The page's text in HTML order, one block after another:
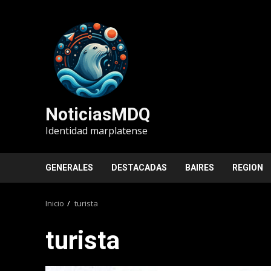
NoticiasMDQ
Identidad marplatense
GENERALES DESTACADAS BAIRES REGION
Inicio turista
turista